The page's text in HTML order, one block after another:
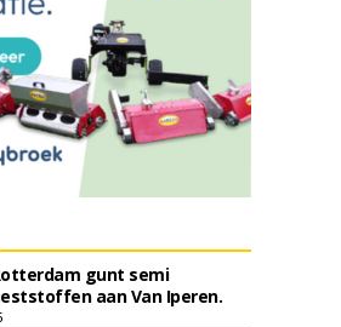
gunt semi
aan Van Iperen.